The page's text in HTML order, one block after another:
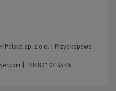
Polska sp. z o.o. | Przyokopowa
+48 801 04 45 45